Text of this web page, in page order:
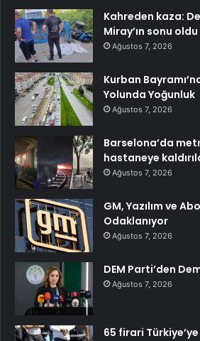
Kahreden kaza:
Miray’ın sonu oldu
Ağustos 7, 2026
Kurban
Yolunda Yoğunluk
Ağustos 7, 2026
Barselona’da
hastaneye
Ağustos 7, 2026
GM, Yazılım ve
Odaklanıyor
Ağustos 7, 2026
DEM Parti’den
Ağustos 7, 2026
65 firari